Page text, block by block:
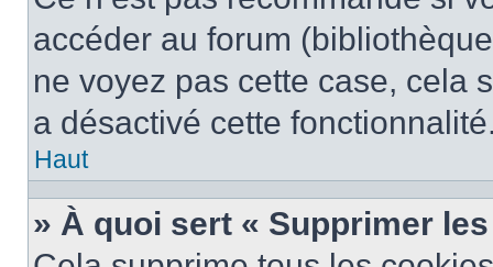
accéder au forum
ne voyez pas cette case, cela
a désactivé cette
Haut
» À quoi sert « Supprimer